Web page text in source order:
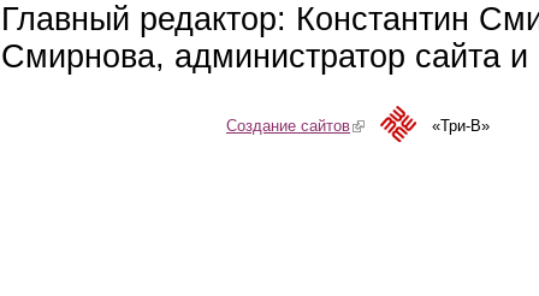
Главный редактор: Константин
Смирнова, администратор сайта
Создание сайтов(link is external)«Три-В»